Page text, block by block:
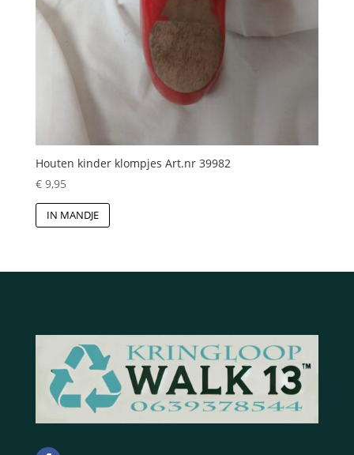
Houten kinder klompjes Art.nr 39982
€9,95
IN MANDJE